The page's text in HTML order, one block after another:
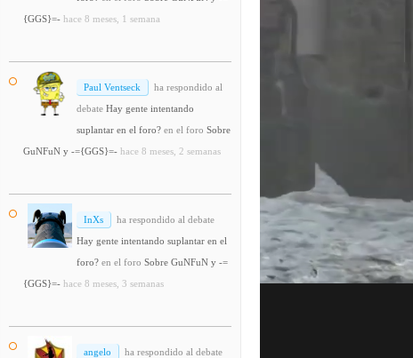
{GGS}=- hace 8 meses, 1 semana
Paul Ventseck
ha respondido al
debate Hay gente intentando
suplantar en el foro? en el foro Sobre
GuNFuN y -={GGS}=- hace 8 meses, 2 semanas
InXs
ha respondido al debate
Hay gente intentando suplantar en el
foro? en el foro Sobre GuNFuN y -=
{GGS}=- hace 8 meses, 3 semanas
angelo
ha respondido al debate